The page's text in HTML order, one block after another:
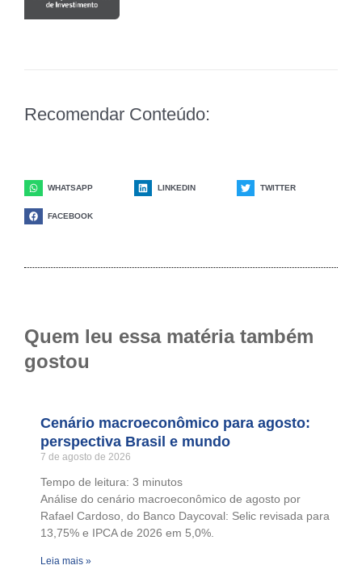
Recomendar Conteúdo:
WHATSAPP LINKEDIN TWITTER
FACEBOOK
Quem leu essa matéria também
gostou
Cenário macroeconômico para agosto:
perspectiva Brasil e mundo
7 de agosto de 2026
Tempo de leitura: 3 minutos
Análise do cenário macroeconômico de agosto por
Rafael Cardoso, do Banco Daycoval: Selic revisada para
13,75% e IPCA de 2026 em 5,0%.
Leia mais »